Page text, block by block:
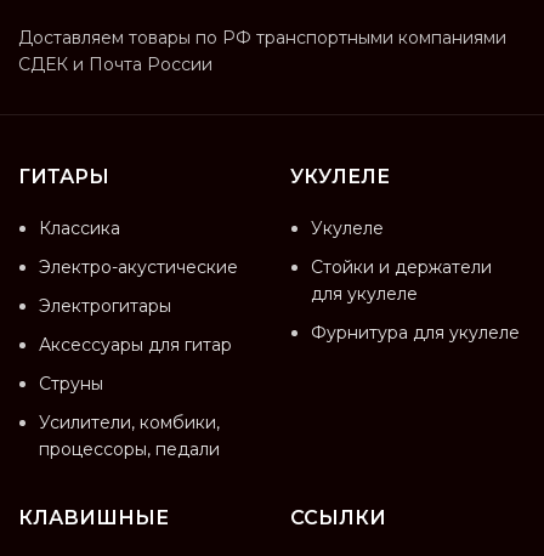
Доставляем товары по РФ транспортными компаниями
СДЕК и Почта России
ГИТАРЫ
Классика
Электро-акустические
Электрогитары
Аксессуары для гитар
Струны
Усилители, комбики,
процессоры, педали
УКУЛЕЛЕ
Укулеле
Стойки и держатели
для укулеле
Фурнитура для укулеле
КЛАВИШНЫЕ ССЫЛКИ